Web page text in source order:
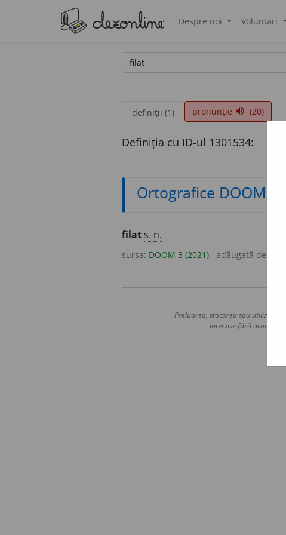
Despre noi Voluntari
definiții (1) pronunție volume_up (20)
Definiția cu ID-ul 1301534:
Ortografice DOOM
filat s. n.
sursa: DOOM 3 (2021) adăugată de
Preluarea, stocarea sau utilizarea
interzise fără acordul